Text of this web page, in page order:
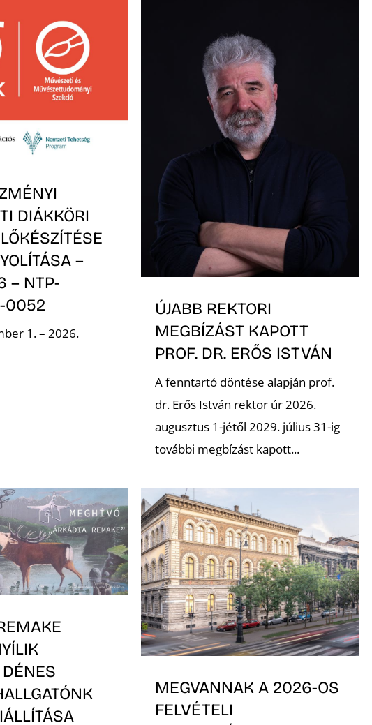
DIÁKKÖRI
–
– NTP-
0052
1. – 2026.
ÚJABB REKTORI
MEGBÍZÁST KAPOTT
PROF. DR. ERŐS ISTVÁN
A fenntartó döntése alapján prof.
dr. Erős István rektor úr 2026.
augusztus 1-jétől 2029. július 31-ig
további megbízást kapott...
MEGVANNAK A 2026-OS
FELVÉTELI